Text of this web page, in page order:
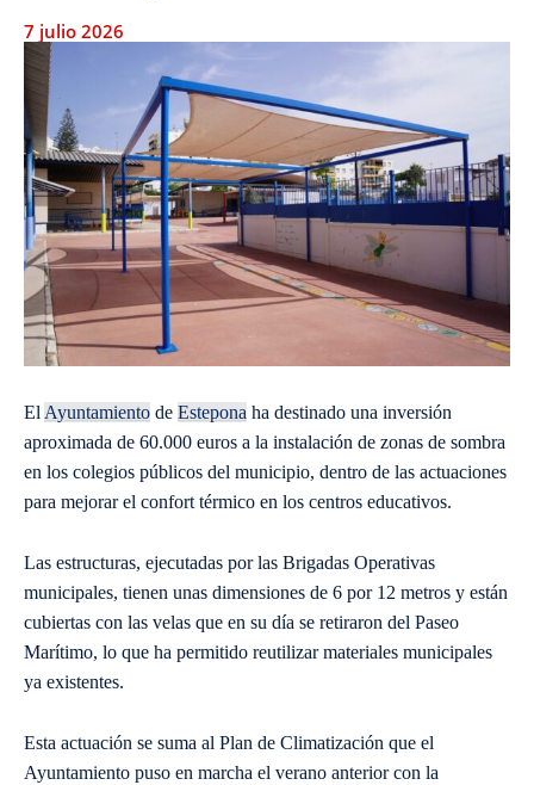
7 julio 2026
El Ayuntamiento de Estepona ha destinado una inversión
aproximada de 60.000 euros a la instalación de zonas de sombra
en los colegios públicos del municipio, dentro de las actuaciones
para mejorar el confort térmico en los centros educativos.
Las estructuras, ejecutadas por las Brigadas Operativas
municipales, tienen unas dimensiones de 6 por 12 metros y están
cubiertas con las velas que en su día se retiraron del Paseo
Marítimo, lo que ha permitido reutilizar materiales municipales
ya existentes.
Esta actuación se suma al Plan de Climatización que el
Ayuntamiento puso en marcha el verano anterior con la